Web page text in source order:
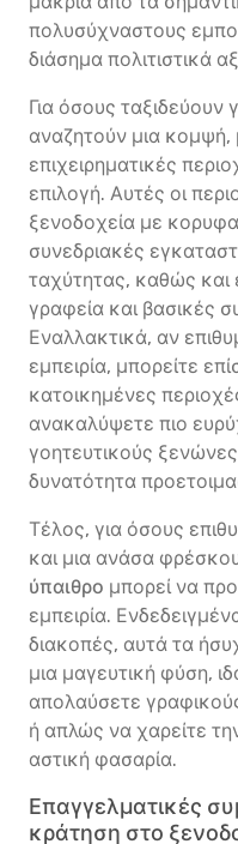
πολυσύχναστους
διάσημα πολιτιστικά
Για όσους ταξιδεύουν
αναζητούν μια κομψή,
επιχειρηματικές
επιλογή. Αυτές οι
ξενοδοχεία με
συνεδριακές
ταχύτητας, καθώς και
γραφεία και βασικές
Εναλλακτικά, αν
εμπειρία, μπορείτε
κατοικημένες
ανακαλύψετε πιο
γοητευτικούς
δυνατότητα
Τέλος, για όσους
και μια ανάσα
ύπαιθρο μπορεί να
εμπειρία.
διακοπές, αυτά τα
μια μαγευτική φύση,
απολαύσετε
ή απλώς να χαρείτε
αστική φασαρία.
Επαγγελματικές
κράτηση στο